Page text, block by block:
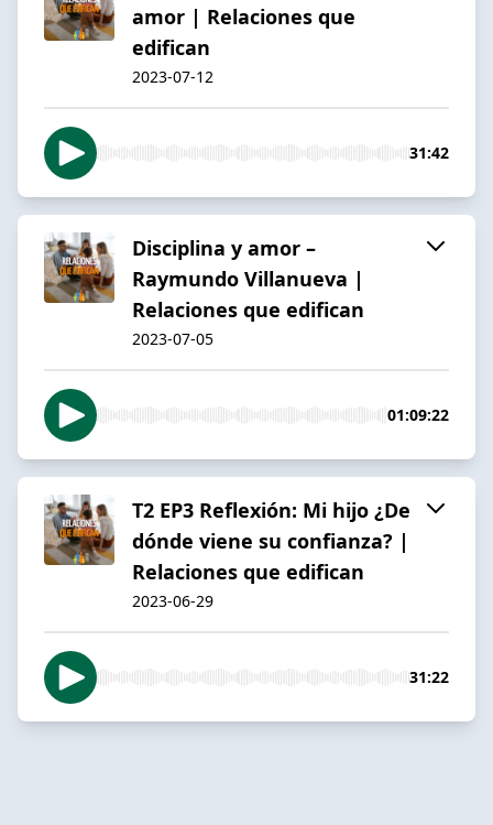
amor | Relaciones que
edifican
2023-07-12
31:42
Disciplina y amor –
Raymundo Villanueva |
Relaciones que edifican
2023-07-05
01:09:22
T2 EP3 Reflexión: Mi hijo ¿De
dónde viene su confianza? |
Relaciones que edifican
2023-06-29
31:22